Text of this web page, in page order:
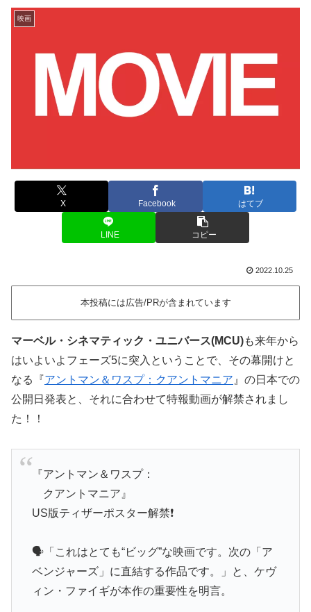
映画
X Facebook はてブ
LINE コピー
2022.10.25
本投稿には広告/PRが含まれています
マーベル・シネマティック・ユニバース(MCU)も来年から
はいよいよフェーズ5に突入ということで、その幕開けと
なる『アントマン＆ワスプ：クアントマニア 』の日本での
公開日発表と、それに合わせて特報動画が解禁されまし
た！！
『アントマン＆ワスプ：
クアントマニア』
US版ティザーポスター解禁❗️
🗣️「これはとても“ビッグ”な映画です。次の「ア
ベンジャーズ」に直結する作品です。」と、ケヴ
ィン・ファイギが本作の重要性を明言。